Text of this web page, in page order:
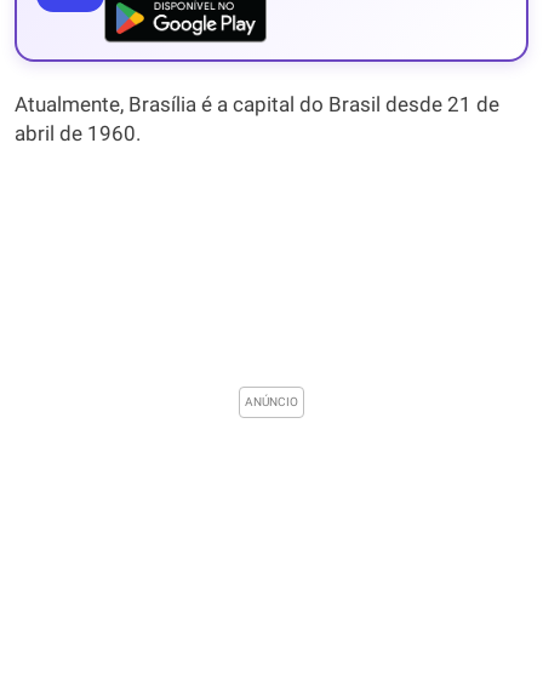
Atualmente, Brasília é a capital do Brasil desde 21 de
abril de 1960.